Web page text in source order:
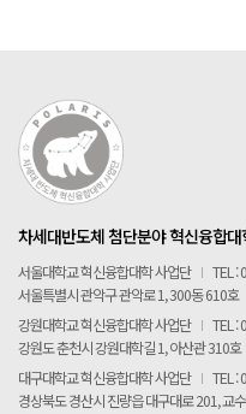
차세대반도체 첨단분야 혁신융합
서울대학교 혁신융합대학 사업단 I TEL :
서울특별시 관악구 관악로 1, 300동 610호
강원대학교 혁신융합대학 사업단 I TEL :
강원도 춘천시 강원대학길 1, 아산관 310호
대구대학교 혁신융합대학 사업단 I TEL :
경상북도 경산시 진량읍 대구대로 201, 교